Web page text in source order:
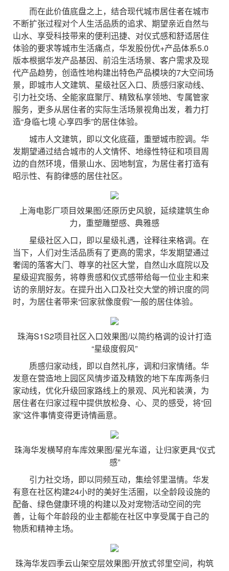
而在此价值底盘之上，结合现代城市居住者在城市
不断扩张过程对个人生活品质的追求、期望亲近自然与
山水、享受科技带来的便利迅捷、对仪式感和舒适居住
体验的要求等城市生活痛点，华发股份优+产品体系5.0
版本根据华发产品基因、前沿生活场景、客户需求及现
代产品趋势，创造性地构建出特色产品模块的7大空间场
景，即城市人文建筑、星级社区入口、质感归家动线、
引力社交场、全能家庭聚厅、精致私享领地、专属管家
服务，更多从居住者的实际生活场景视角出发，着力打
造“身临七境 心享四季”的居住体验。
城市人文建筑，即以文化底蕴，重塑城市腔调。华
发期望通过结合城市的人文情怀、地缘性特征和项目周
边的自然环境，借景山水、因地制宜，为居住者打造有
昭示性、有韵律感的居住社区。
上海电影厂项目效果图/还原历史风貌，延续建筑生命
力，重塑雕塑感、典雅感
星级社区入口，即以星级礼遇，诠释往来格调。在
当下，人们对生活品质有了更高的需求，华发期望通过
奢阔的落客大门、尊享的社区大堂，自然山水庭院以及
星级迎宾服务，将尊贵感和仪式感带给每一位业主和来
访的亲朋好友。在提升出入口及社交大堂的辨识度的同
时，为居住者带来“回家就像度假”一般的居住体验。
珠海S1S2项目社区入口效果图/以简约格调的设计打造
“星级度假风”
质感归家动线，即以自然礼序，调和归家情绪。华
发意在营造地上园区风情步道及精致的地下车库两条归
家动线，优化升级回家路线上的景观、风光和装潢，为
居住者在归家过程中提供放松身、心、灵的感受，将“回
家”这件事情变得更诗情画意。
珠海华发横琴府车库效果图/星光车道，让归家更具“仪式
感”
引力社交场，即以同频互动，集绘邻里温情。华发
有意在社区构建24小时的美好生活圈，以全龄段设施的
配备、绿色健康环境的构建以及对宠物活动空间的完
善，让每个年龄段的业主都能在社区中享受属于自己的
物质和精神主场。
珠海华发四季云山架空层效果图/开放式邻里空间，构筑